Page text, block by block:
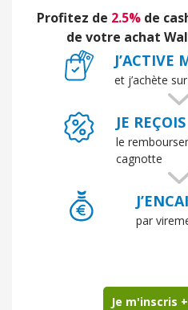
mini ferme est également
Walibi avec de jeunes
contents de pouvoir nourrir
Profitez de 2.5% de
de votre achat
J’ACTIVE
et j’achète
JE REÇOIS
le
cagnotte
par
Je m'inscris